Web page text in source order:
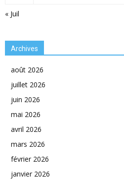
« Juil
Archives
août 2026
juillet 2026
juin 2026
mai 2026
avril 2026
mars 2026
février 2026
janvier 2026